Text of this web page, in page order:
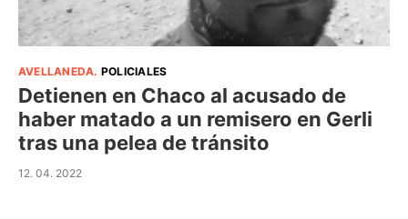
ELECCIONES 2023
AVELLANEDA. POLICIALES
Detienen en Chaco al acusado de
haber matado a un remisero en Gerli
tras una pelea de tránsito
12. 04. 2022